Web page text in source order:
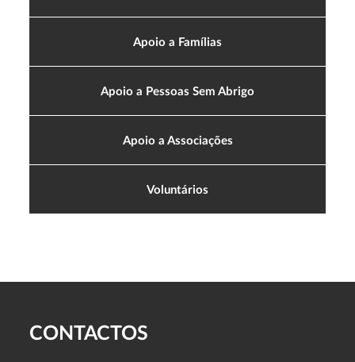
Apoio a Famílias
Apoio a Pessoas Sem Abrigo
Apoio a Associações
Voluntários
CONTACTOS